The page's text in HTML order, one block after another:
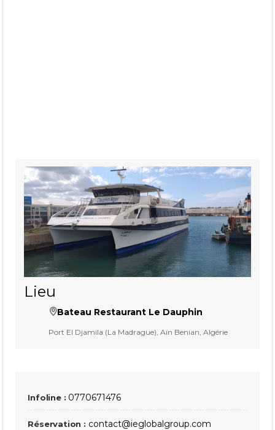
Lieu
Bateau Restaurant Le Dauphin
Port El Djamila (La Madrague), Aïn Benian, Algérie
Infoline : 0770671476
Réservation : contact@ieglobalgroup.com